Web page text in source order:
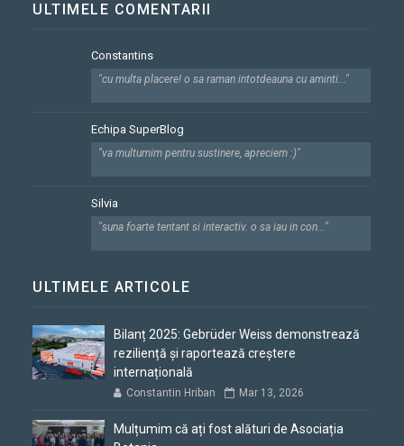
ULTIMELE COMENTARII
Constantins
"cu multa placere! o sa raman intotdeauna cu aminti..."
Echipa SuperBlog
"va multumim pentru sustinere, apreciem :)"
Silvia
"suna foarte tentant si interactiv. o sa iau in con..."
ULTIMELE ARTICOLE
Bilanț 2025: Gebrüder Weiss demonstrează
reziliență și raportează creștere
internațională
Constantin Hriban Mar 13, 2026
Mulțumim că ați fost alături de Asociația